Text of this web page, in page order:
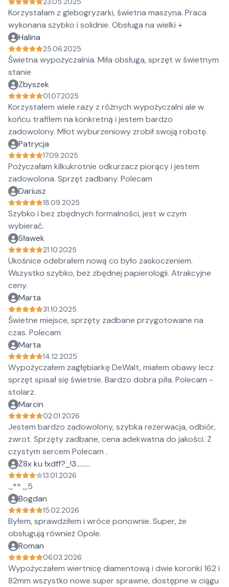
Korzystałam z glebogryzarki, świetna maszyna. Praca
wykonana szybko i solidnie. Obsługa na wielki +
Halina
25.06.2025
Świetna wypożyczalnia. Miła obsługa, sprzęt w świetnym
stanie
Zbyszek
01.07.2025
Korzystałem wiele razy z różnych wypożyczalni ale w
końcu trafiłem na konkretną i jestem bardzo
zadowolony. Młot wyburzeniowy zrobił swoją robotę.
Patrycja
17.09.2025
Pożyczałam kilkukrotnie odkurzacz piorący i jestem
zadowolona. Sprzęt zadbany. Polecam
Dariusz
18.09.2025
Szybko i bez zbędnych formalności, jest w czym
wybierać.
Sławek
21.10.2025
Ukośnice odebrałem nową co było zaskoczeniem.
Wszystko szybko, bez zbędnej papierologii. Atrakcyjne
ceny.
Marta
31.10.2025
Świetne miejsce, sprzęty zadbane przygotowane na
czas. Polecam
Marta
14.12.2025
Wypożyczałem zagłębiarkę DeWalt, miałem obawy lecz
sprzęt spisał się świetnie. Bardzo dobra piła. Polecam -
stolarz.
Marcin
02.01.2026
Jestem bardzo zadowolony, szybka rezerwacja, odbiór,
zwrot. Sprzęty zadbane, cena adekwatna do jakości. Z
czystym sercem Polecam .
Ż8x ku łxdff?_!3….…..
13.01.2026
.,,** ,,,5
Bogdan
15.02.2026
Byłem, sprawdziłem i wróce ponownie. Super, że
obsługują również Opole.
Roman
06.03.2026
Wypożyczałem wiertnicę diamentową i dwie koronki 162 i
82mm wszystko nowe super sprawne, dostępne w ciągu